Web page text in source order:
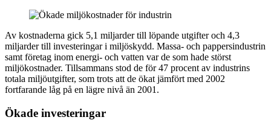
Av kostnaderna gick 5,1 miljarder till löpande utgifter och 4,3
miljarder till investeringar i miljöskydd. Massa- och pappersindustrin
samt företag inom energi- och vatten var de som hade störst
miljökostnader. Tillsammans stod de för 47 procent av industrins
totala miljöutgifter, som trots att de ökat jämfört med 2002
fortfarande låg på en lägre nivå än 2001.
Ökade investeringar